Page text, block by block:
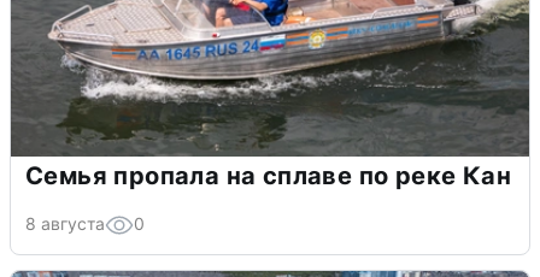
Семья пропала на сплаве по реке Кан
8 августа 0